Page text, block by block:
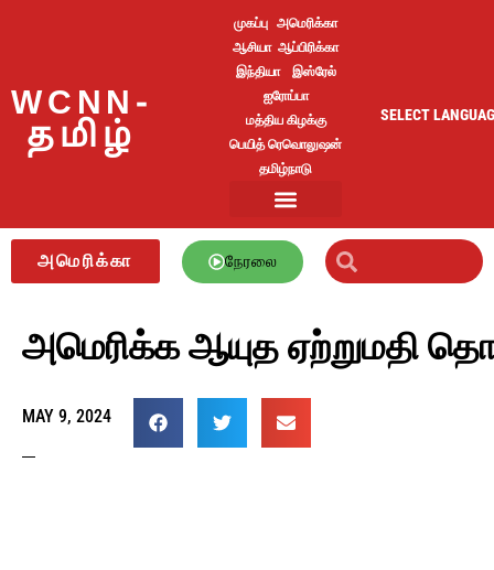
WCNN-
தமிழ்
முகப்பு அமெரிக்கா
ஆசியா ஆப்பிரிக்கா
இந்தியா
இஸ்ரேல்
ஐரோப்பா
மத்திய கிழக்கு
பெயித் ரெவொலுஷன்
தமிழ்நாடு
SELECT
அமெரிக்கா நேரலை
அமெரிக்க ஆயுத ஏற்றுமதி
MAY 9, 2024